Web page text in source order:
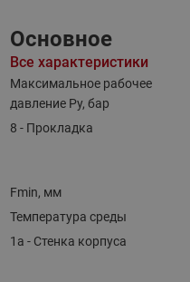
Основное
Все характеристики
Максимальное рабочее
давление Ру, бар
8 - Прокладка
Fmin, мм
Температура среды
1a - Стенка корпуса